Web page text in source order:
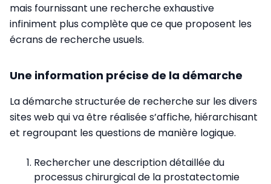
mais fournissant une recherche exhaustive
infiniment plus complète que ce que proposent les
écrans de recherche usuels.
Une information précise de la démarche
La démarche structurée de recherche sur les divers
sites web qui va être réalisée s’affiche, hiérarchisant
et regroupant les questions de manière logique.
Rechercher une description détaillée du
processus chirurgical de la prostatectomie